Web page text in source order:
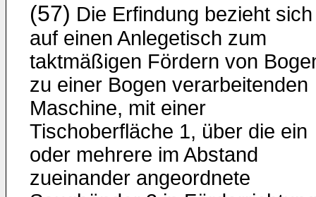
(57) Die Erfindung bezieht sich
auf einen Anlegetisch zum
taktmäßigen Fördern von
zu einer Bogen verarbeitenden
Maschine, mit einer
Tischoberfläche 1, über die ein
oder mehrere im Abstand
zueinander angeordnete